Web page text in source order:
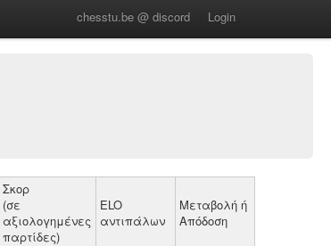
chesstu.be @ discord Login
Σκορ
(σε
αξιολογημένες
παρτίδες)
ELO
αντιπάλων
Μεταβολή ή
Απόδοση